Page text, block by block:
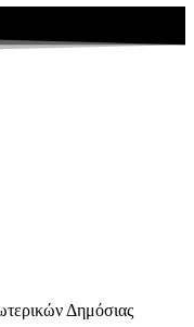
Δημόσιας